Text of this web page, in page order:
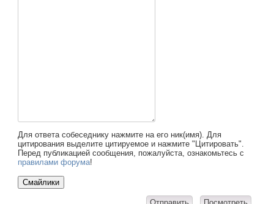
Для ответа собеседнику нажмите на его ник(имя). Для
цитирования выделите цитируемое и нажмите "Цитировать".
Перед публикацией сообщения, пожалуйста, ознакомьтесь с
правилами форума!